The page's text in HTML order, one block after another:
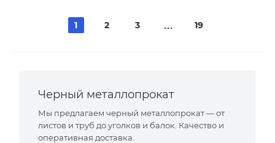
1 2 3 19
Черный металлопрокат
Мы предлагаем черный металлопрокат — от
листов и труб до уголков и балок. Качество и
оперативная доставка.